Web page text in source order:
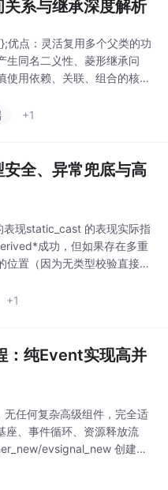
系与继承深度解析
优点：灵活复用多个父类的功
生同名二义性、菱形继承问
用依赖、关联、组合的核心
造，先子后父析构静态成员可
+1
全、异常兜底与高
现static_cast 的表现实际指
成功，但如果存在多重
置（因为无类型校验直接硬
指针，一旦访问子类成员立即
+1
：纯Event实现高并
任何复杂高级组件，完全适
座、事件循环、资源释放流
evsignal_new 创建各
服务器。